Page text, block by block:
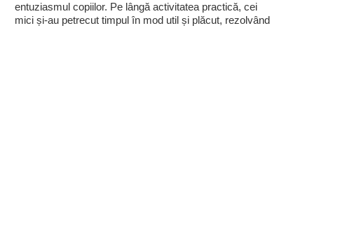
entuziasmul copiilor. Pe lângă activitatea practică, cei
mici și-au petrecut timpul în mod util și plăcut, rezolvând